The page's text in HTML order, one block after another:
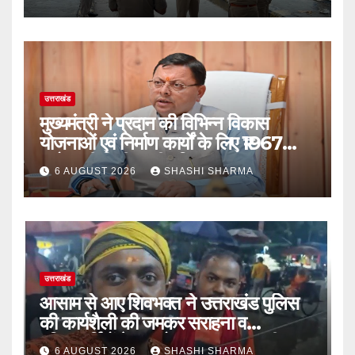
उत्तराखंड
मुख्यमंत्री ने प्रदान की विभिन्न विकास
योजनाओं एवं निर्माण कार्यों के लिए ₹1967
करोड़ की वित्तीय स्वीकृति
6 AUGUST 2026 SHASHI SHARMA
उत्तराखंड
आसाम से आए शिवभक्त ने उत्तराखंड पुलिस
की कार्यशैली की जमकर सराहना व
पुलिसकर्मियों के सहयोगात्मक व्यवहार की
6 AUGUST 2026 SHASHI SHARMA